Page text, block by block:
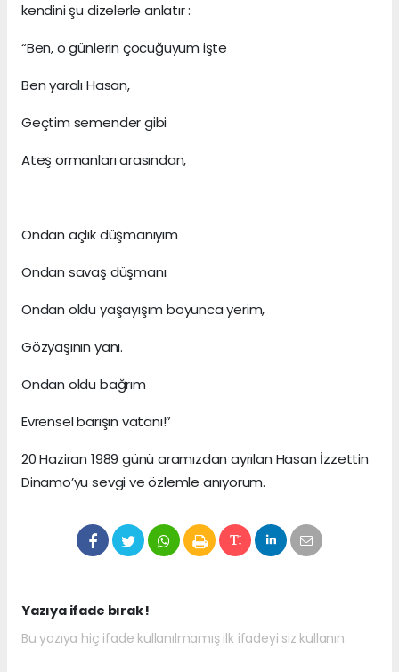
kendini şu dizelerle anlatır :
“Ben, o günlerin çocuğuyum işte
Ben yaralı Hasan,
Geçtim semender gibi
Ateş ormanları arasından,
Ondan açlık düşmanıyım
Ondan savaş düşmanı.
Ondan oldu yaşayışım boyunca yerim,
Gözyaşının yanı.
Ondan oldu bağrım
Evrensel barışın vatanı!”
20 Haziran 1989 günü aramızdan ayrılan Hasan İzzettin
Dinamo’yu sevgi ve özlemle anıyorum.
Yazıya ifade bırak !
Bu yazıya hiç ifade kullanılmamış ilk ifadeyi siz kullanın.